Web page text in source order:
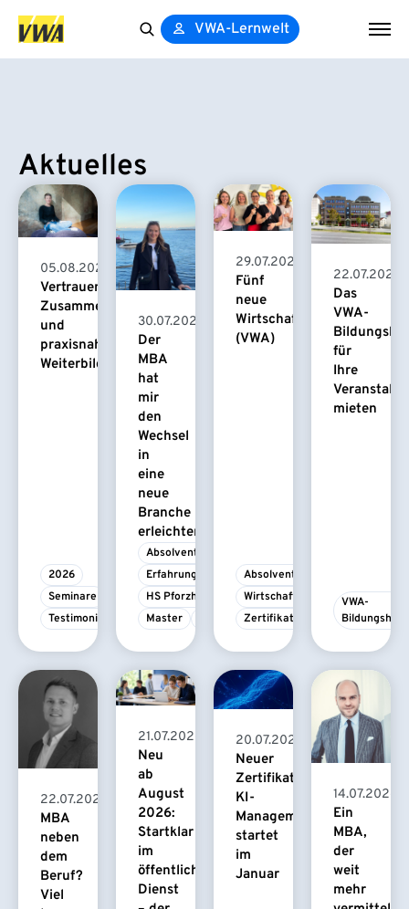
VWA-Lernwelt
Aktuelles
05.08.2026
Vertrauensvolle
Zusammenarbeit
und
praxisnahe
Weiterbildung
2026
Seminare
Testimonial
30.07.2026
Der
MBA
hat
mir
den
Wechsel
in
eine
neue
Branche
erleichtert
Absolvent/-in
Erfahrungsbericht
HS Pforzheim
Master
29.07.2026
Fünf
neue
Wirtschaftspsychologinnen
(VWA)
Absolvent/-in
Wirtschaftspsychologie
Zertifikatskurs
22.07.2026
Das
VWA-
für
Ihre
mieten
VWA-
Bildungshaus
22.07.2026
MBA
neben
dem
Beruf?
Viel
21.07.2026
Neu
ab
August
2026:
Startklar
im
öffentlichen
Dienst
20.07.2026
Neuer
Zertifikatskurs
KI-
Management
startet
im
Januar
14.07.2026
Ein
MBA,
der
weit
mehr